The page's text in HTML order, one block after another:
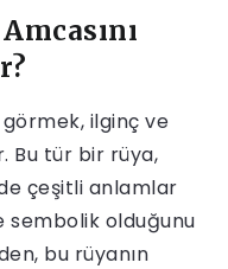
görmek, ilginç ve
Bu tür bir rüya,
çeşitli anlamlar
sembolik olduğunu
bu rüyanın